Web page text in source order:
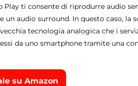
Play ti consente di riprodurre audio
un audio surround. In questo caso, la
tecnologia analogica che i
da uno smartphone tramite una
su Amazon